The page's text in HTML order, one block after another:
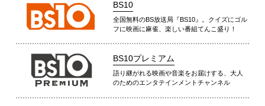
BS10
全国無料のBS放送局『BS10』。クイズにゴル
フに映画に麻雀、楽しい番組てんこ盛り！
BS10プレミアム
語り継がれる映画や音楽をお届けする、大人
のためのエンタテインメントチャンネル